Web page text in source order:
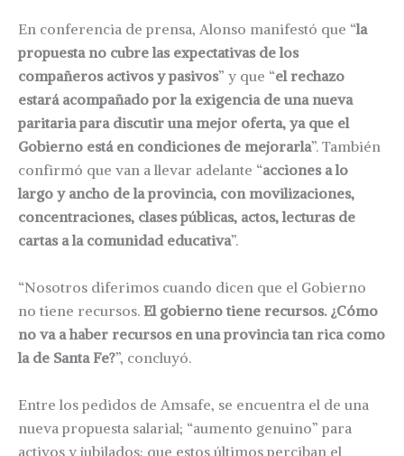
En conferencia de prensa, Alonso manifestó que “la
propuesta no cubre las expectativas de los
compañeros activos y pasivos” y que “el rechazo
estará acompañado por la exigencia de una nueva
paritaria para discutir una mejor oferta, ya que el
Gobierno está en condiciones de mejorarla”. También
confirmó que van a llevar adelante “acciones a lo
largo y ancho de la provincia, con movilizaciones,
concentraciones, clases públicas, actos, lecturas de
cartas a la comunidad educativa”.
“Nosotros diferimos cuando dicen que el Gobierno
no tiene recursos. El gobierno tiene recursos. ¿Cómo
no va a haber recursos en una provincia tan rica como
la de Santa Fe?”, concluyó.
Entre los pedidos de Amsafe, se encuentra el de una
nueva propuesta salarial; “aumento genuino” para
activos y jubilados; que estos últimos perciban el